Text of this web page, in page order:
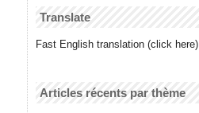
Translate
Fast English translation (click here)
Articles récents par thème